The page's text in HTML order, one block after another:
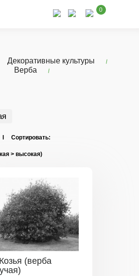
0
Декоративные культуры
Верба
Сортировать:
(верба